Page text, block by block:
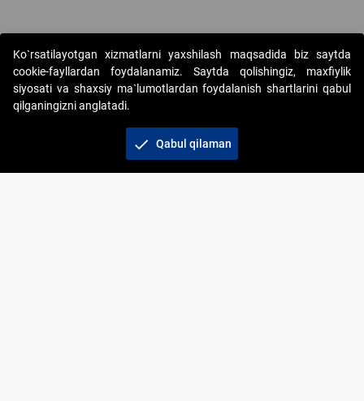
Copyright © 2017-2026. "Elektron onlayn-auksionlarni
tashkil etish" AJ. Barcha huquqlar himoyalangan
Ko`rsatilayotgan xizmatlarni yaxshilash maqsadida biz saytda
cookie-fayllardan foydalanamiz. Saytda qolishingiz, maxfiylik
siyosati va shaxsiy ma`lumotlardan foydalanish shartlarini qabul
qilganingizni anglatadi.
check Qabul qilaman